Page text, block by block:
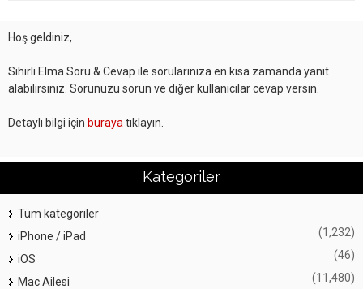
Hoş geldiniz,
Sihirli Elma Soru & Cevap ile sorularınıza en kısa zamanda yanıt
alabilirsiniz. Sorunuzu sorun ve diğer kullanıcılar cevap versin.
Detaylı bilgi için buraya tıklayın.
Kategoriler
Tüm kategoriler
iPhone / iPad
(1,232)
iOS (46)
Mac Ailesi (11,480)